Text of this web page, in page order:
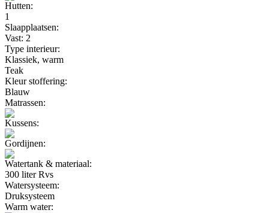
Hutten:
1
Slaapplaatsen:
Vast: 2
Type interieur:
Klassiek, warm
Teak
Kleur stoffering:
Blauw
Matrassen:
Kussens:
Gordijnen:
Watertank & materiaal:
300 liter Rvs
Watersysteem:
Druksysteem
Warm water: